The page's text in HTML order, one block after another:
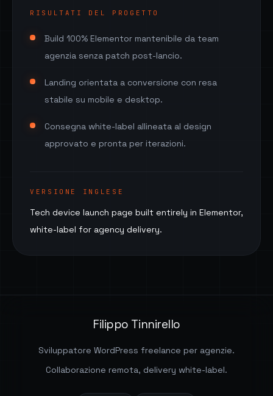
RISULTATI DEL PROGETTO
Build 100% Elementor mantenibile da team
agenzia senza patch post-lancio.
Landing orientata a conversione con resa
stabile su mobile e desktop.
Consegna white-label allineata al design
approvato e pronta per iterazioni.
VERSIONE INGLESE
Tech device launch page built entirely in Elementor,
white-label for agency delivery.
Filippo Tinnirello
Sviluppatore WordPress freelance per agenzie.
Collaborazione remota, delivery white-label.